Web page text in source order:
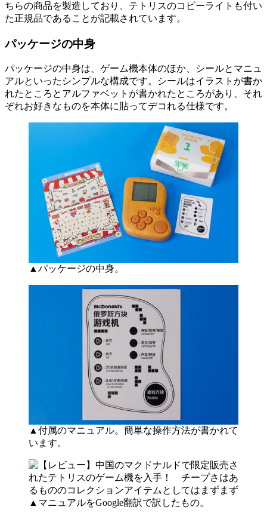
ちらの商品を製造しており、テトリスのコピーライトも付い
た正規品であることが記載されています。
パッケージの中身
パッケージの中身は、ゲーム機本体のほか、シールとマニュ
アルといったシンプルな構成です。シールはイラストが書か
れたところとアルファベットが書かれたところがあり、それ
ぞれお好きなものを本体に貼ってデコれる仕様です。
▲パッケージの中身。
▲付属のマニュアル。簡単な操作方法が書かれて
います。
▲マニュアルをGoogle翻訳で訳したもの。